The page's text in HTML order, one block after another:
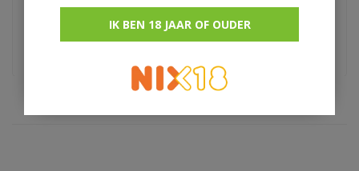
€399,00 €109,95
IK BEN 18 JAAR OF OUDER